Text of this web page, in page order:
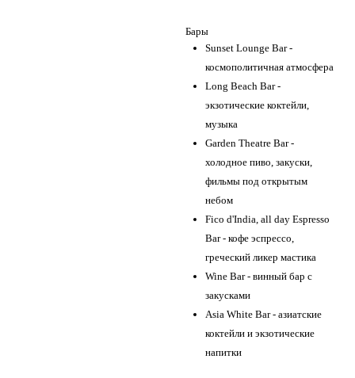
Бары
Sunset Lounge Bar -
космополитичная атмосфера
Long Beach Bar -
экзотические коктейли,
музыка
Garden Theatre Bar -
холодное пиво, закуски,
фильмы под открытым
небом
Fico d'India, all day Espresso
Bar - кофе эспрессо,
греческий ликер мастика
Wine Bar - винный бар с
закусками
Asia White Bar - азиатские
коктейли и экзотические
напитки